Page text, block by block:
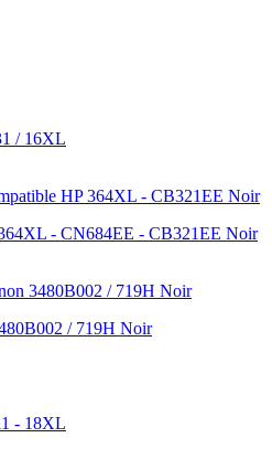
/ 16XL
- CN684EE - CB321EE Noir
/ 719H Noir
- 18XL